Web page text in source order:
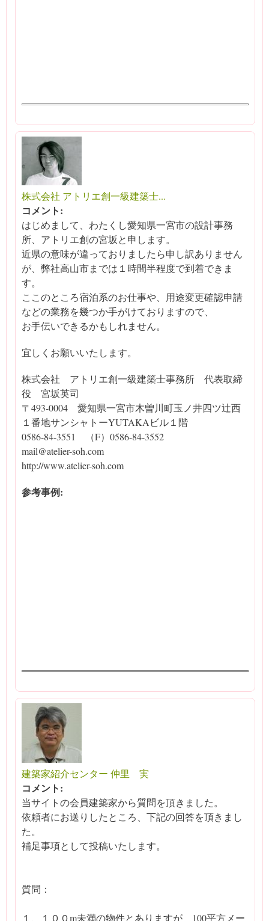
株式会社 アトリエ創一級建築士...
コメント:
はじめまして、わたくし愛知県一宮市の設計事務
所、アトリエ創の宮坂と申します。
近県の意味が違っておりましたら申し訳ありません
が、弊社高山市までは１時間半程度で到着できま
す。
ここのところ宿泊系のお仕事や、用途変更確認申請
などの業務を幾つか手がけておりますので、
お手伝いできるかもしれません。
宜しくお願いいたします。
株式会社 アトリエ創一級建築士事務所 代表取締
役 宮坂英司
〒493-0004 愛知県一宮市木曽川町玉ノ井四ツ辻西
１番地サンシャトーYUTAKAビル１階
0586-84-3551 （F）0586-84-3552
mail@atelier-soh.com
http://www.atelier-soh.com
参考事例:
建築家紹介センター 仲里 実
コメント:
当サイトの会員建築家から質問を頂きました。
依頼者にお送りしたところ、下記の回答を頂きまし
た。
補足事項として投稿いたします。
質問：
１、１００m未満の物件とありますが 100平方メー